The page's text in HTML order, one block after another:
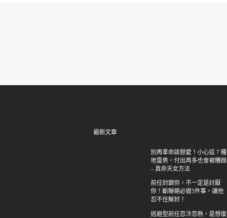
最新文章
別再拿命談戀愛！小心這 7 種
地雷男，付出再多也會被糟蹋
– 真命天女方法
前任封鎖你，不一定是討厭
你！斷聯期必做5件事，讓他
忍不住解封！
逃避型前任忽冷忽熱，是想復